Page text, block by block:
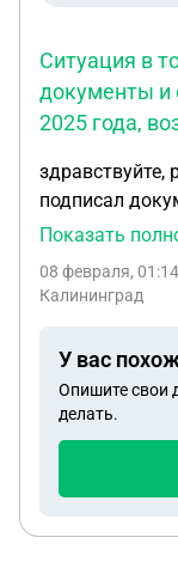
Ситуация в
документы и
2025 года,
здравствуйте,
подписал
документах
надобности
течении 30
возврат
писал им,
приоритет, но
просто
совсем не
Показать
08 февраля, 01:14
Калининград
У вас
Опишите свои
делать.